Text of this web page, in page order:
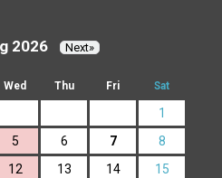
2026 Next»
Wed Thu Fri Sat
1
5 6 7
8
12 13 14
15